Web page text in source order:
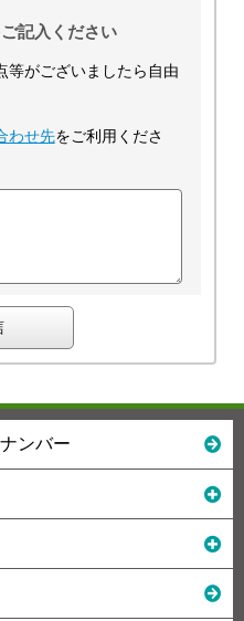
記入ください
等がございましたら自由
わせ先をご利用くださ
ンバー